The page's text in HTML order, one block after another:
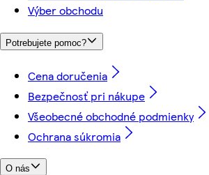
Výber obchodu
Potrebujete pomoc?
Cena doručenia
Bezpečnosť pri nákupe
Všeobecné obchodné podmienky
Ochrana súkromia
O nás